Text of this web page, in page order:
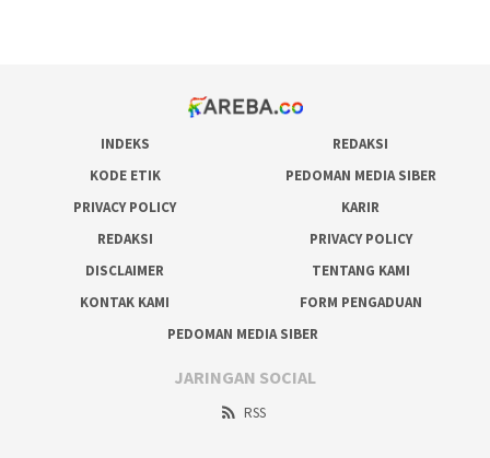
INDEKS
REDAKSI
KODE ETIK
PEDOMAN MEDIA SIBER
PRIVACY POLICY
KARIR
REDAKSI
PRIVACY POLICY
DISCLAIMER
TENTANG KAMI
KONTAK KAMI
FORM PENGADUAN
PEDOMAN MEDIA SIBER
JARINGAN SOCIAL
RSS